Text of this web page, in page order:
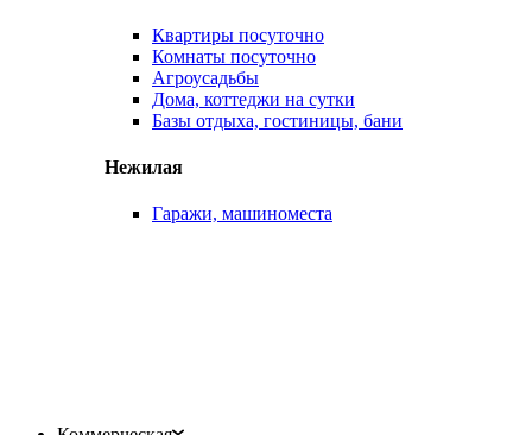
Квартиры посуточно
Комнаты посуточно
Агроусадьбы
Дома, коттеджи на сутки
Базы отдыха, гостиницы, бани
Нежилая
Гаражи, машиноместа